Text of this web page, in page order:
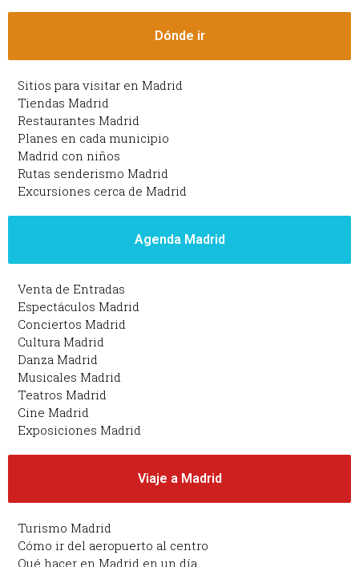
Dónde ir
Sitios para visitar en Madrid
Tiendas Madrid
Restaurantes Madrid
Planes en cada municipio
Madrid con niños
Rutas senderismo Madrid
Excursiones cerca de Madrid
Agenda Madrid
Venta de Entradas
Espectáculos Madrid
Conciertos Madrid
Cultura Madrid
Danza Madrid
Musicales Madrid
Teatros Madrid
Cine Madrid
Exposiciones Madrid
Viaje a Madrid
Turismo Madrid
Cómo ir del aeropuerto al centro
Qué hacer en Madrid en un día